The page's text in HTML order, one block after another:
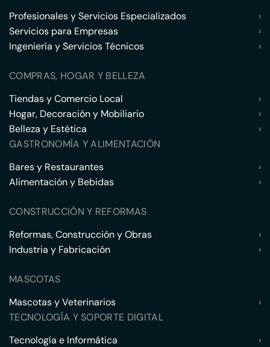
Profesionales y Servicios Especializados
›
Servicios para Empresas
›
Ingeniería y Servicios Técnicos
›
COMPRAS, HOGAR Y BELLEZA
Tiendas y Comercio Local
›
Hogar, Decoración y Mobiliario
›
Belleza y Estética
›
GASTRONOMÍA Y ALIMENTACIÓN
Bares y Restaurantes
›
Alimentación y Bebidas
›
CONSTRUCCIÓN Y REFORMAS
Reformas, Construcción y Obras
›
Industria y Fabricación
›
MASCOTAS
Mascotas y Veterinarios
›
TECNOLOGÍA Y SOPORTE DIGITAL
Tecnología e Informática
›